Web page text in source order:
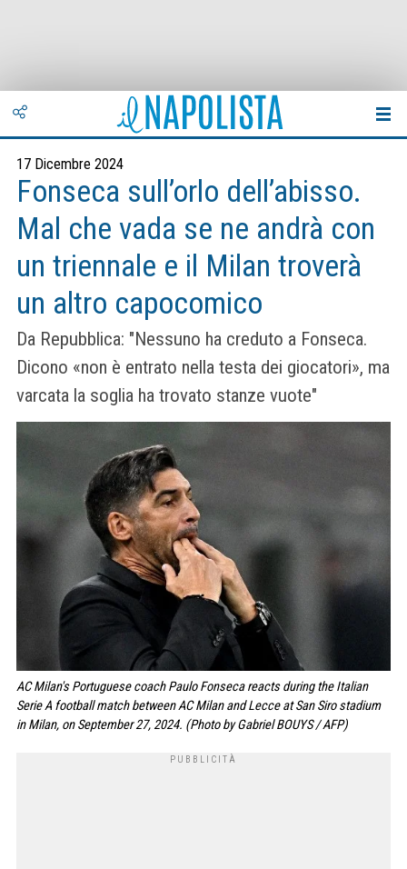
17 Dicembre 2024
Fonseca sull’orlo dell’abisso.
Mal che vada se ne andrà con
un triennale e il Milan troverà
un altro capocomico
Da Repubblica: "Nessuno ha creduto a Fonseca.
Dicono «non è entrato nella testa dei giocatori», ma
varcata la soglia ha trovato stanze vuote"
AC Milan's Portuguese coach Paulo Fonseca reacts during the Italian
Serie A football match between AC Milan and Lecce at San Siro stadium
in Milan, on September 27, 2024. (Photo by Gabriel BOUYS / AFP)